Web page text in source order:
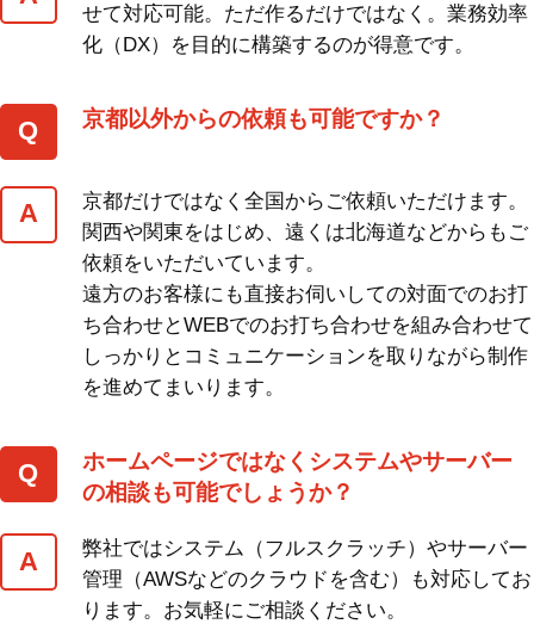
せて対応可能。ただ作るだけではなく。業務効率
化（DX）を目的に構築するのが得意です。
京都以外からの依頼も可能ですか？
京都だけではなく全国からご依頼いただけます。
関西や関東をはじめ、遠くは北海道などからもご
依頼をいただいています。
遠方のお客様にも直接お伺いしての対面でのお打
ち合わせとWEBでのお打ち合わせを組み合わせて
しっかりとコミュニケーションを取りながら制作
を進めてまいります。
ホームページではなくシステムやサーバー
の相談も可能でしょうか？
弊社ではシステム（フルスクラッチ）やサーバー
管理（AWSなどのクラウドを含む）も対応してお
ります。お気軽にご相談ください。